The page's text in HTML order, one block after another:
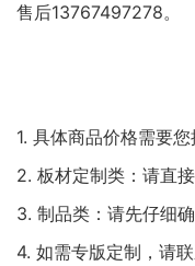
售后13767497278。
1. 具体商品价格需要
2. 板材定制类：请直
3. 制品类：请先仔细
4. 如需专版定制，请